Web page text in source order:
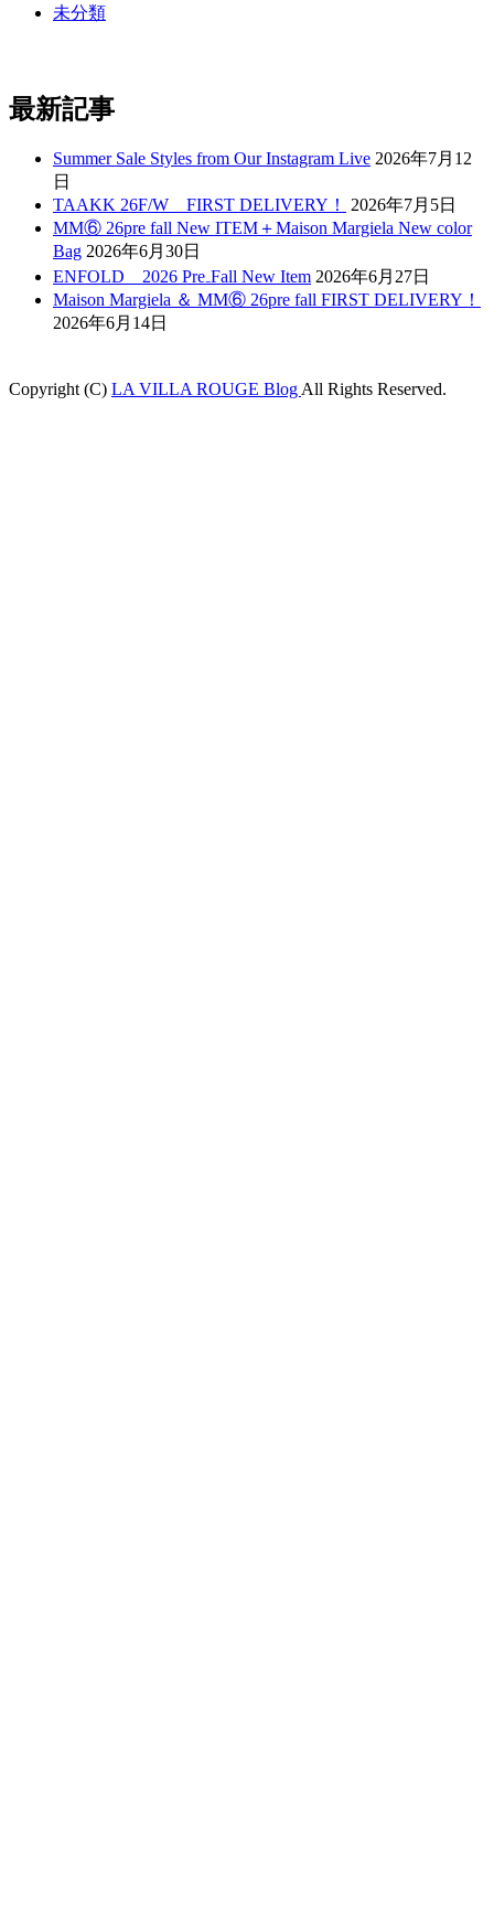
未分類
最新記事
Summer Sale Styles from Our Instagram Live 2026年7月12
日
TAAKK 26F/W FIRST DELIVERY！
2026年7月5日
MM⑥ 26pre fall New ITEM＋Maison Margiela New color
Bag 2026年6月30日
ENFOLD 2026 Pre₋Fall New Item 2026年6月27日
Maison Margiela ＆ MM⑥ 26pre fall FIRST DELIVERY！
2026年6月14日
Copyright (C) LA VILLA ROUGE BlogAll Rights Reserved.